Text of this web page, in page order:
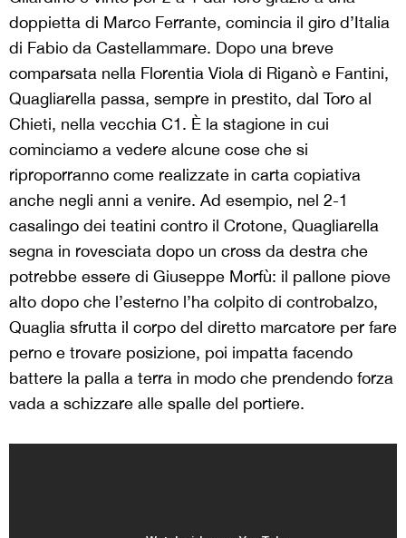
doppietta di Marco Ferrante, comincia il giro d’Italia
di Fabio da Castellammare. Dopo una breve
comparsata nella Florentia Viola di Riganò e Fantini,
Quagliarella passa, sempre in prestito, dal Toro al
Chieti, nella vecchia C1. È la stagione in cui
cominciamo a vedere alcune cose che si
riproporranno come realizzate in carta copiativa
anche negli anni a venire. Ad esempio, nel 2-1
casalingo dei teatini contro il Crotone, Quagliarella
segna in rovesciata dopo un cross da destra che
potrebbe essere di Giuseppe Morfù: il pallone piove
alto dopo che l’esterno l’ha colpito di controbalzo,
Quaglia sfrutta il corpo del diretto marcatore per fare
perno e trovare posizione, poi impatta facendo
battere la palla a terra in modo che prendendo forza
vada a schizzare alle spalle del portiere.